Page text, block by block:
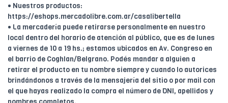
• Nuestros productos:
https://eshops.mercadolibre.com.ar/casalibertella
• La mercadería puede retirarse personalmente en nuestro
local dentro del horario de atención al público, que es de lunes
a viernes de 10 a 19 hs.; estamos ubicados en Av. Congreso en
el barrio de Coghlan/Belgrano. Podés mandar a alguien a
retirar el producto en tu nombre siempre y cuando lo autorices
brindándonos a través de la mensajería del sitio o por mail con
el que hayas realizado la compra el número de DNI, apellidos y